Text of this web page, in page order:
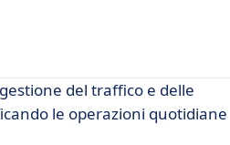
del traffico e delle
le operazioni quotidiane